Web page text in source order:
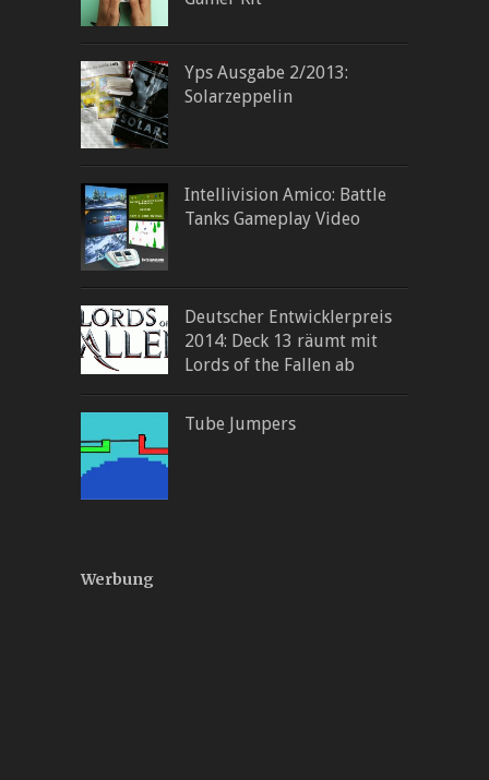
Yps Ausgabe 2/2013:
Solarzeppelin
Intellivision Amico: Battle
Tanks Gameplay Video
Deutscher Entwicklerpreis
2014: Deck 13 räumt mit
Lords of the Fallen ab
Tube Jumpers
Werbung